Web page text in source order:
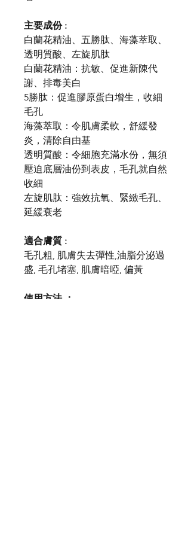
主要成份 :
白蘭花精油、五勝肽、海藻萃取、
透明質酸、左旋肌肽
白蘭花精油：抗敏、促進新陳代
謝、排毒美白
5勝肽：促進膠原蛋白增生，收細
毛孔
海藻萃取：令肌膚柔軟，舒緩發
炎，清除自由基
透明質酸：令細胞充滿水份，無須
壓迫底層油份到表皮，毛孔就自然
收細
左旋肌肽：強效抗氧、緊緻毛孔、
延緩衰老
適合膚質 :
毛孔粗, 肌膚失去彈性,油脂分泌過
盛, 毛孔堵塞, 肌膚暗啞, 偏黃
使用方法 ：